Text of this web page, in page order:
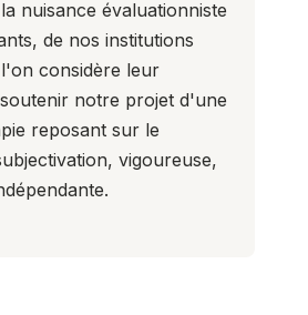
nuisance évaluationniste
de nos institutions
considère leur
notre projet d'une
reposant sur le
vigoureuse,